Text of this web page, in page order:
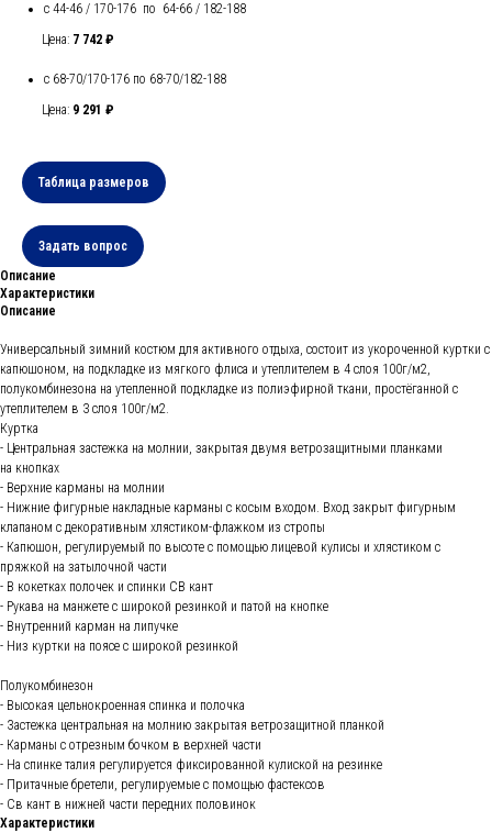
с 44-46 / 170-176 по 64-66 / 182-188
Цена: 7 742 ₽
с 68-70/170-176 по 68-70/182-188
Цена: 9 291 ₽
Таблица размеров
Задать вопрос
Описание
Характеристики
Описание
Универсальный зимний костюм для активного отдыха, состоит из укороченной куртки с
капюшоном, на подкладке из мягкого флиса и утеплителем в 4 слоя 100г/м2,
полукомбинезона на утепленной подкладке из полиэфирной ткани, простёганной с
утеплителем в 3 слоя 100г/м2.
Куртка
- Центральная застежка на молнии, закрытая двумя ветрозащитными планками
на кнопках
- Верхние карманы на молнии
- Нижние фигурные накладные карманы с косым входом. Вход закрыт фигурным
клапаном с декоративным хлястиком-флажком из стропы
- Капюшон, регулируемый по высоте с помощью лицевой кулисы и хлястиком с
пряжкой на затылочной части
- В кокетках полочек и спинки СВ кант
- Рукава на манжете с широкой резинкой и патой на кнопке
- Внутренний карман на липучке
- Низ куртки на поясе с широкой резинкой
Полукомбинезон
- Высокая цельнокроенная спинка и полочка
- Застежка центральная на молнию закрытая ветрозащитной планкой
- Карманы с отрезным бочком в верхней части
- На спинке талия регулируется фиксированной кулиской на резинке
- Притачные бретели, регулируемые с помощью фастексов
- Св кант в нижней части передних половинок
Характеристики